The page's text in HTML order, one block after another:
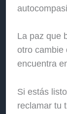
La paz que
otro cambie
encuentra
Si estás
reclamar tu